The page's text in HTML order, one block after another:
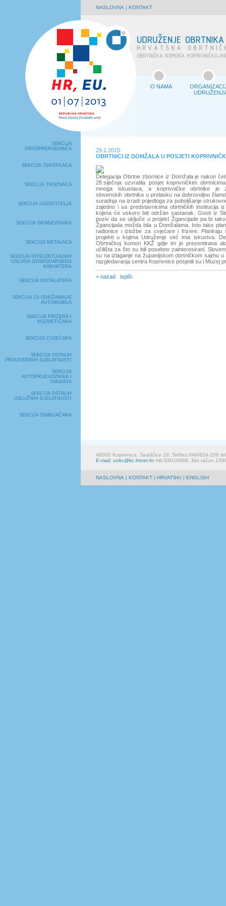
NASLOVNA | KONTAKT
O NAMA
SEKCIJA
DRVOPRERAĐIVAČA
SEKCIJA TEKSTILACA
SEKCIJA TRGOVACA
SEKCIJA UGOSTITELJA
SEKCIJA GRAĐEVINARA
SEKCIJA METALACA
SEKCIJA INTELEKTUALNIH
USLUGA GOSPODARSKOG
KARAKTERA
SEKCIJA INSTALATERA
SEKCIJA ZA ODRŽAVANJE
AUTOMOBILA
SEKCIJA FRIZERA I
KOZMETIČARA
SEKCIJA CVJEĆARA
SEKCIJA OSTALIH
PROIZVODNIH DJELATNOSTI
SEKCIJA
AUTOPRIJEVOZNIKA I
TAKSISTA
SEKCIJA OSTALIH
USLUŽNIH DJELATNOSTI
SEKCIJA DIMNJAČARA
29.1.2015.
OBRTNICI IZ DOMŽALA U POSJETI
Delegacija Obrtne zbornice iz Domžala je nakon
28.siječnja uzvratila posjet koprivničkim
mnoga iskustava, a koprivničke obrtnike je
slovenskih obrtnika u prelasku na dobrovoljno
suradnja na izradi prijedloga za poboljšanje
zajedno i sa predstavnicima obrtničkih institucija
kojima će uskoro biti održan sastanak. Gosti iz
poziv da se uključe u projekt Žgancijade pa bi
Žgancijada možda bila u Domžalama. Isto tako
radionice i izložbe za cvjećare i frizere. Planiraju
projekti u kojima Udruženje već ima iskustva.
Obrtničkoj komori KKŽ gdje im je prezentirana
učilišta za što su bili posebno zainteresirani.
su na izlaganje na županijskom obrtničkom sajmu u
razgledavanja centra Koprivnice posjetili su i Muzej
< nazad ispiši
48000 Koprivnica, Taraščice 19, Tel/fax:048/624-206
E-mail: uokc@kc.htnet.hrmb:03010988, žiro račun
NASLOVNA | KONTAKT | HRVATSKI | ENGLISH